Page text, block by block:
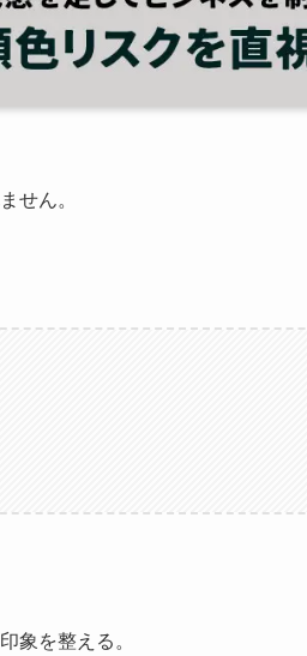
せん。
象を整える。